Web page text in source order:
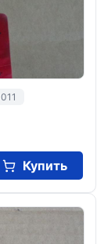
Купить